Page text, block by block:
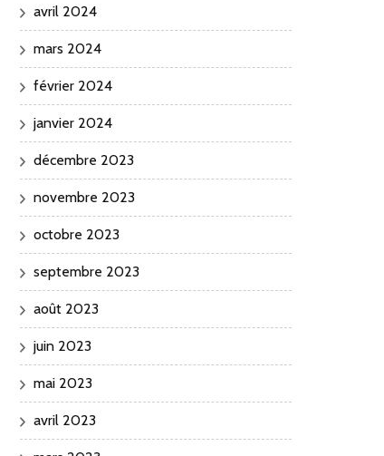
avril 2024
mars 2024
février 2024
janvier 2024
décembre 2023
novembre 2023
octobre 2023
septembre 2023
août 2023
juin 2023
mai 2023
avril 2023